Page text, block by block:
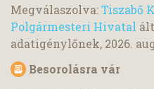
Megválaszolva:Tiszabő
Polgármesteri Hivatal
adatigénylőnek, 2026.
Besorolásra vár